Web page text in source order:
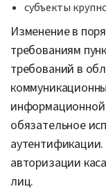
субъекты
Изменение в
требованиям
требований в
информационной
обязательное
авторизации
лиц.